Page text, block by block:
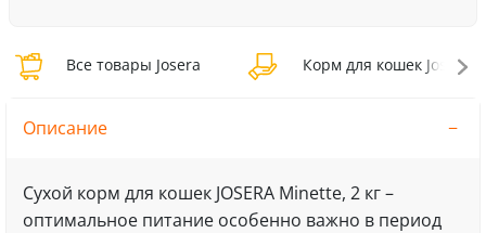
Все товары Josera Корм для кошек Josera
Описание
Сухой корм для кошек JOSERA Minette, 2 кг –
оптимальное питание особенно важно в период